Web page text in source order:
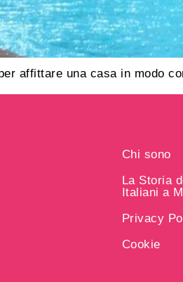
affittare una casa in modo
Chi sono
La Storia
Italiani a
Privacy
Cookie